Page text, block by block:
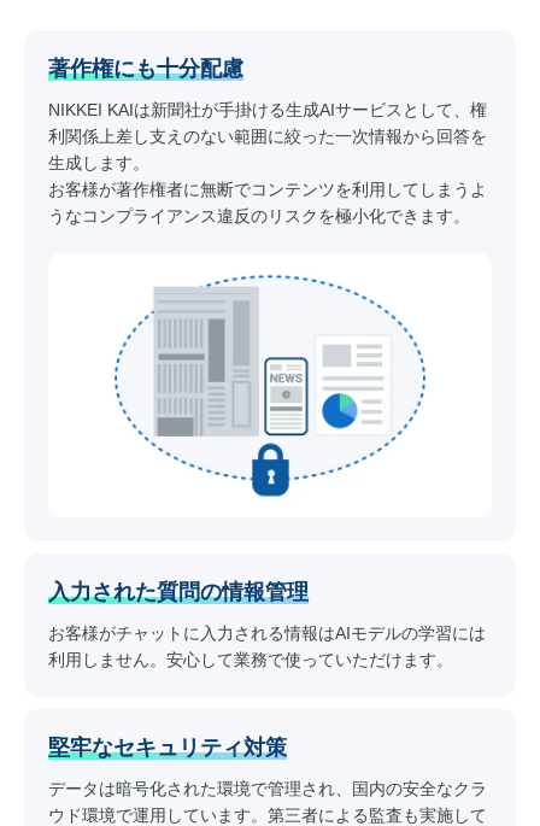
著作権にも十分配慮
NIKKEI KAIは新聞社が手掛ける生成AIサービスとして、権
利関係上差し支えのない範囲に絞った一次情報から回答を
生成します。
お客様が著作権者に無断でコンテンツを利用してしまうよ
うなコンプライアンス違反のリスクを極小化できます。
入力された質問の情報管理
お客様がチャットに入力される情報はAIモデルの学習には
利用しません。安心して業務で使っていただけます。
堅牢なセキュリティ対策
データは暗号化された環境で管理され、国内の安全なクラ
ウド環境で運用しています。第三者による監査も実施して